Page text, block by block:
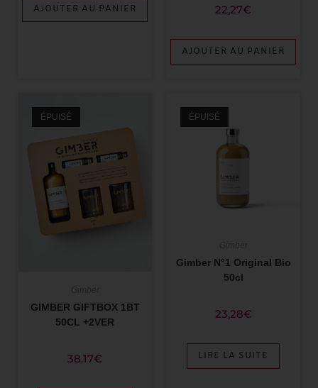
AJOUTER AU PANIER 22,27€
AJOUTER AU PANIER
ÉPUISÉ
GIMBER GIFTBOX 1BT
50CL +2VER
38,17€
ÉPUISÉ
Gimber N°1 Original Bio
50cl
23,28€
LIRE LA SUITE